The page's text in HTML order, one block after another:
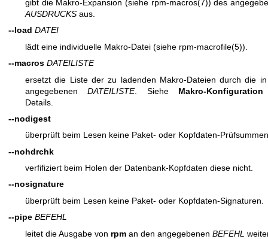
gibt die Makro-Expansion (siehe rpm-macros(7)) des
AUSDRUCKS aus.
--load DATEI
lädt eine individuelle Makro-Datei (siehe rpm-macrofile(5)).
--macros DATEILISTE
ersetzt die Liste der zu ladenden Makro-Dateien durch die
angegebenenDATEILISTE. Siehe Makro-Konfiguration
Details.
--nodigest
überprüft beim Lesen keine Paket- oder Kopfdaten-
--nohdrchk
verfifiziert beim Holen der Datenbank-Kopfdaten diese nicht.
--nosignature
überprüft beim Lesen keine Paket- oder Kopfdaten-Signaturen.
--pipe BEFEHL
leitet die Ausgabe von rpm an den angegebenen BEFEHL